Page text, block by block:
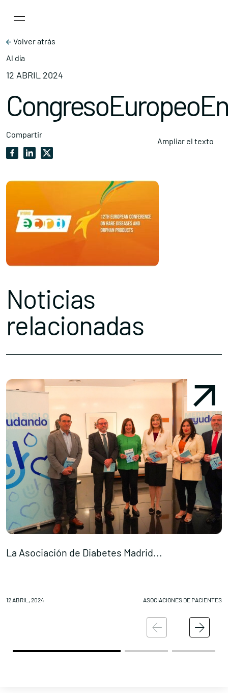
Main Navigation
Volver atrás
Al día
12 ABRIL 2024
Compartir
Ampliar el texto
Noticias
relacionadas
La Asociación de Diabetes Madrid...
12 ABRIL, 2024 ASOCIACIONES DE PACIENTES